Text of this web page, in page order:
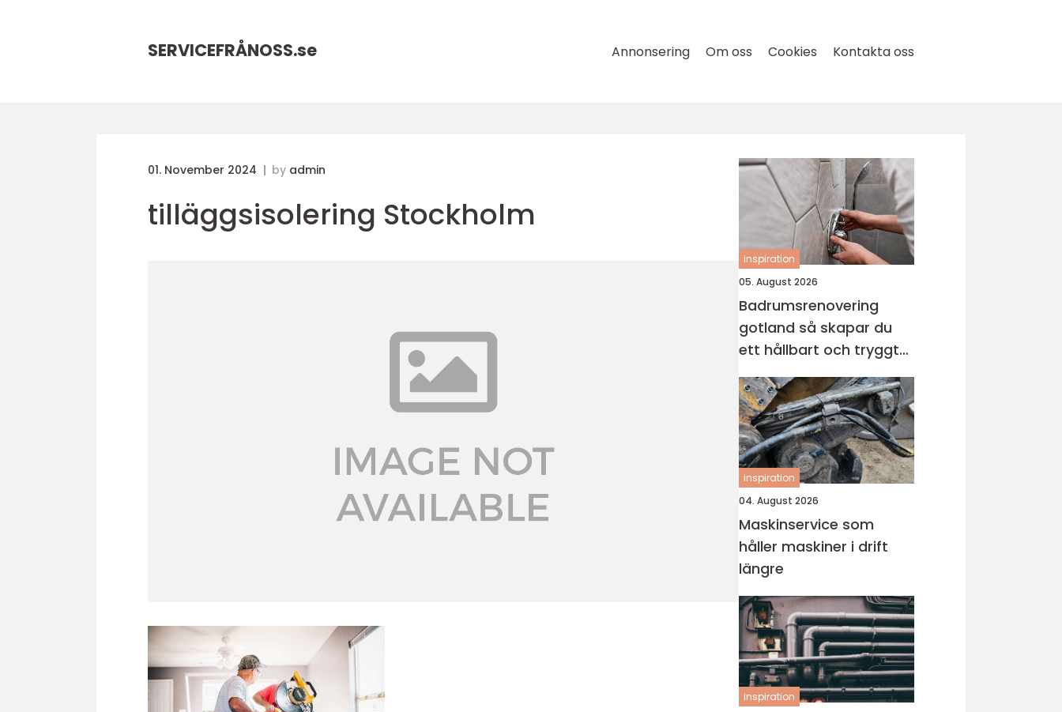
SERVICEFRÅNOSS.se Annonsering Om oss Cookies Kontakta oss
01. November 2024 by admin
tilläggsisolering Stockholm
inspiration
05. August 2026
Badrumsrenovering
gotland så skapar du
ett hållbart och tryggt
badrum
inspiration
04. August 2026
Maskinservice som
håller maskiner i drift
längre
inspiration